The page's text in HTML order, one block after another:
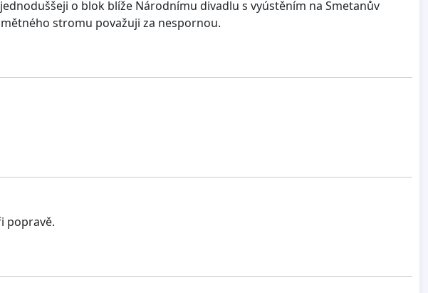
o blok blíže Národnímu divadlu s vyústěním na Smetanův
stromu považuji za nespornou.
popravě.